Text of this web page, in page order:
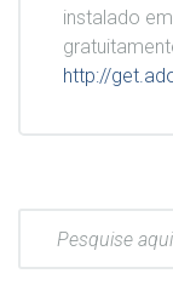
instalado
http://